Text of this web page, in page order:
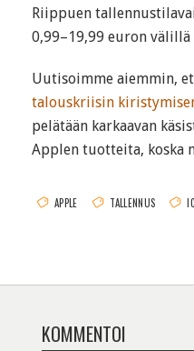
Riippuen
0,99–19,99 euron välillä
Uutisoimme aiemmin,
talouskriisin
pelätään karkaavan
Applen tuotteita, koska
APPLE TALLENNUS
KOMMENTOI